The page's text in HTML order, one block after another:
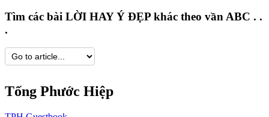
Tìm các bài LỜI HAY Ý ĐẸP khác theo vần ABC . .
.
Tống Phước Hiệp